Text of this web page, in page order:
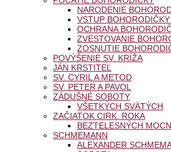
NARODENIE
VSTUP
OCHRANA
ZVESTOVANIE
ZOSNUTIE
POVÝŠENIE SV. KRÍŽA
JÁN KRSTITEĽ
SV. CYRIL A METOD
SV. PETER A PAVOL
ZÁDUŠNÉ SOBOTY
VŠETKÝCH SVÄTÝCH
ZAČIATOK CIRK. ROKA
BEZTELESNÝCH
SCHMEMANN
ALEXANDER